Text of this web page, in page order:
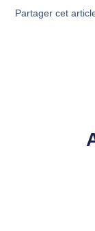
Partager cet